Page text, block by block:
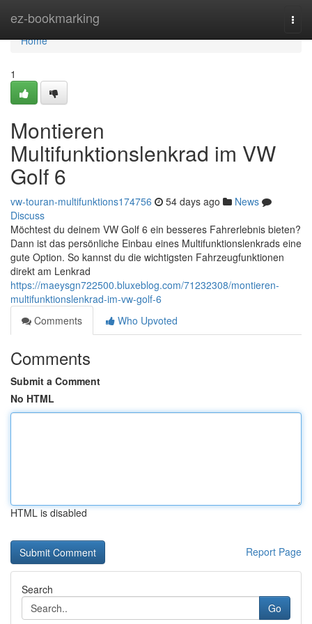
ez-bookmarking
Home
Home
1
Montieren
Multifunktionslenkrad im VW
Golf 6
vw-touran-multifunktions174756 54 days ago
News
Discuss
Möchtest du deinem VW Golf 6 ein besseres Fahrerlebnis bieten?
Dann ist das persönliche Einbau eines Multifunktionslenkrads eine
gute Option. So kannst du die wichtigsten Fahrzeugfunktionen
direkt am Lenkrad
https://maeysgn722500.bluxeblog.com/71232308/montieren-
multifunktionslenkrad-im-vw-golf-6
Comments
Who Upvoted
Comments
Submit a Comment
No HTML
HTML is disabled
Report Page
Search
Go